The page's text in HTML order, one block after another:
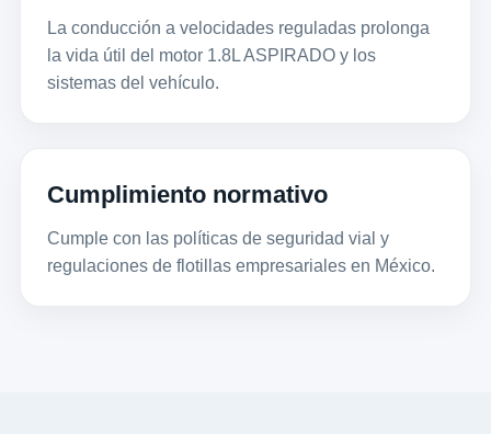
La conducción a velocidades reguladas prolonga
la vida útil del motor 1.8L ASPIRADO y los
sistemas del vehículo.
Cumplimiento normativo
Cumple con las políticas de seguridad vial y
regulaciones de flotillas empresariales en México.